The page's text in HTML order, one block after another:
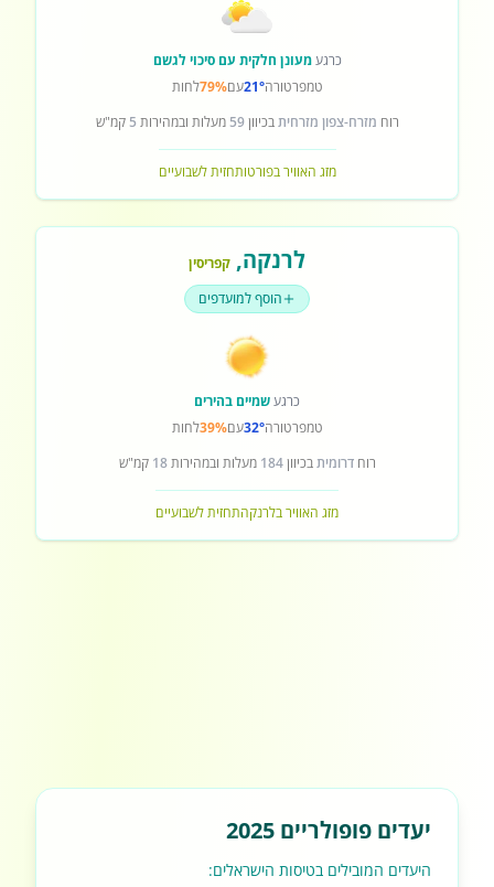
כרגעמעונן חלקית עם סיכוי לגשם
טמפרטורה21°עם79%לחות
רוח מזרח-צפון מזרחיתבכיוון59 מעלות ובמהירות 5 קמ"ש
מזג האוויר בפורטותחזית לשבועיים
לרנקה, קפריסין
הוסף למועדפים
כרגעשמיים בהירים
טמפרטורה32°עם39%לחות
רוחדרומיתבכיוון184 מעלות ובמהירות18 קמ"ש
מזג האוויר בלרנקהתחזית לשבועיים
יעדים פופולריים 2025
היעדים המובילים בטיסות הישראלים: